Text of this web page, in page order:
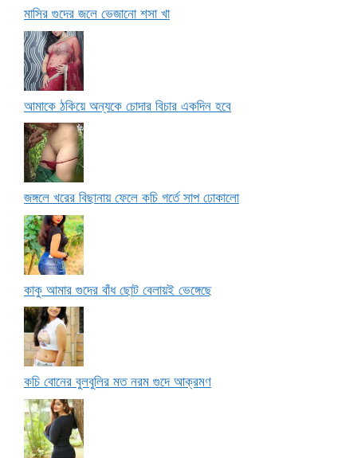
মাসির গুদের জলে ভেজানো শসা খা
আমাকে ঠকিয়ে অন্যকে চোদার বিচার একদিন হবে
জঙ্গলে খরের বিছানায় ফেলে কচি গর্তে সাপ ঢোকালো
কাকু আমার গুদের বাঁধ ছোট বেলায়ই ভেঙ্গেছে
কচি বোনের বুলবুলির মত নরম গুদে আক্রমণ